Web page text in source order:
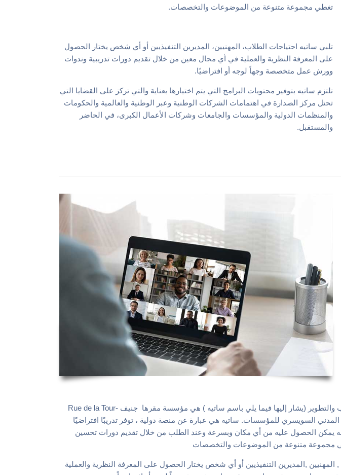
تغطي مجموعة متنوعة من الموضوعات والتخصصات.
تلبي ساتيه احتياجات الطلاب، المهنيين، المديرين التنفيذيين أو أي شخص يختار الحصول
على المعرفة النظرية والعملية في أي مجال معين من خلال تقديم دورات تدريبية وندوات
وورش عمل متخصصة وجهاً لوجه أو افتراضيًا.
تلتزم ساتيه بتوفير محتويات البرامج التي يتم اختيارها بعناية والتي تركز على القضايا التي
تحتل مركز الصدارة في اهتمامات الشركات الوطنية وعبر الوطنية والعالمية والحكومات
والمنظمات الدولية والمؤسسات والجامعات وشركات الأعمال الكبرى، في الحاضر
والمستقبل.
والتطوير (يشار إليها فيما يلي باسم ساتيه ) هي مؤسسة
مقرها جنيف Rue de la Tour-
المدني السويسري للمؤسسات. ساتيه هي عبارة عن منصة دولية ، توفر تدريبًا افتراضيًا
يمكن الحصول عليه من أي مكان وبسرعة وعند الطلب من خلال تقديم دورات تحسين
مجموعة متنوعة من الموضوعات والتخصصات
المهنيين ,المديرين التنفيذيين أو أي شخص يختار الحصول على المعرفة النظرية والعملية